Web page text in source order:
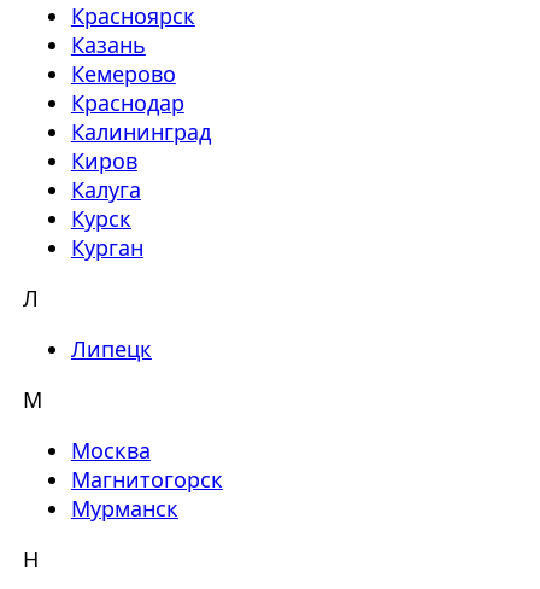
Красноярск
Казань
Кемерово
Краснодар
Калининград
Киров
Калуга
Курск
Курган
Л
Липецк
М
Москва
Магнитогорск
Мурманск
Н